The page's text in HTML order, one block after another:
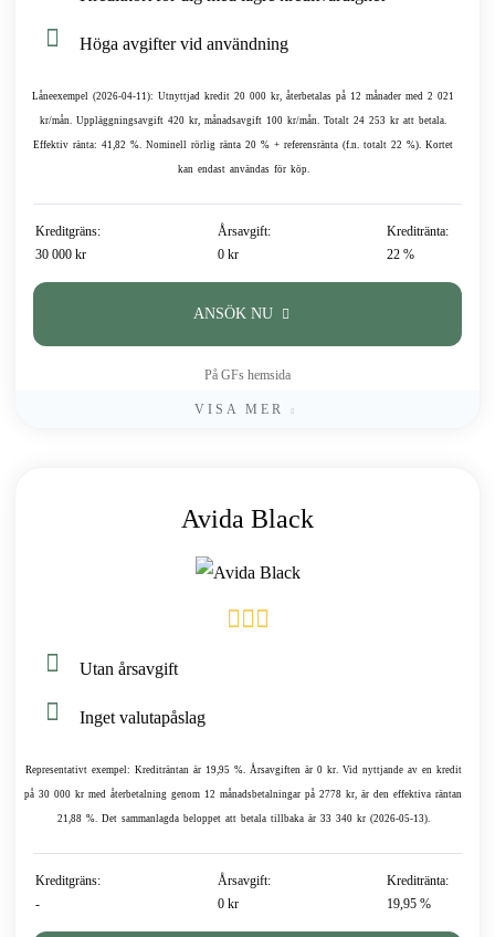
Höga avgifter vid användning
Låneexempel (2026-04-11): Utnyttjad kredit 20 000 kr, återbetalas på 12 månader med 2 021
kr/mån. Uppläggningsavgift 420 kr, månadsavgift 100 kr/mån. Totalt 24 253 kr att betala.
Effektiv ränta: 41,82 %. Nominell rörlig ränta 20 % + referensränta (f.n. totalt 22 %). Kortet
kan endast användas för köp.
Kreditgräns:
30 000 kr
Årsavgift:
0 kr
Kreditränta:
22 %
ANSÖK NU
På GFs hemsida
VISA MER
Avida Black
Utan årsavgift
Inget valutapåslag
Representativt exempel: Krediträntan är 19,95 %. Årsavgiften är 0 kr. Vid nyttjande av en kredit
på 30 000 kr med återbetalning genom 12 månadsbetalningar på 2778 kr, är den effektiva räntan
21,88 %. Det sammanlagda beloppet att betala tillbaka är 33 340 kr (2026-05-13).
Kreditgräns:
-
Årsavgift:
0 kr
Kreditränta:
19,95 %